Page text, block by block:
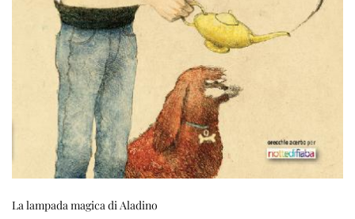
La lampada magica di Aladino